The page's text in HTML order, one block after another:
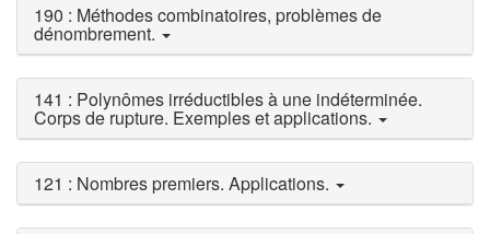
190 : Méthodes combinatoires, problèmes de
dénombrement.
141 : Polynômes irréductibles à une indéterminée.
Corps de rupture. Exemples et applications.
121 : Nombres premiers. Applications.